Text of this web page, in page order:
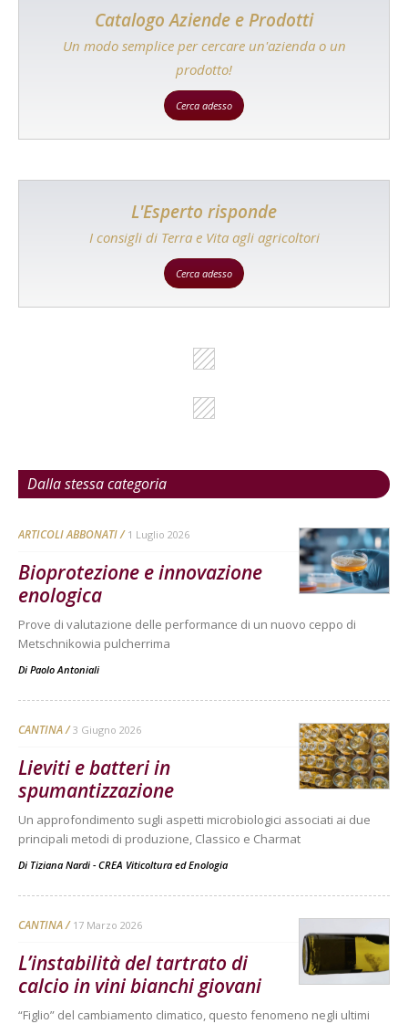
Catalogo Aziende e Prodotti
Un modo semplice per cercare un'azienda o un
prodotto!
Cerca adesso
L'Esperto risponde
I consigli di Terra e Vita agli agricoltori
Cerca adesso
Dalla stessa categoria
ARTICOLI ABBONATI 1 Luglio 2026
Bioprotezione e innovazione
enologica
Prove di valutazione delle performance di un nuovo ceppo di
Metschnikowia pulcherrima
Di Paolo Antoniali
CANTINA 3 Giugno 2026
Lieviti e batteri in
spumantizzazione
Un approfondimento sugli aspetti microbiologici associati ai due
principali metodi di produzione, Classico e Charmat
Di Tiziana Nardi - CREA Viticoltura ed Enologia
CANTINA 17 Marzo 2026
L’instabilità del tartrato di
calcio in vini bianchi giovani
“Figlio” del cambiamento climatico, questo fenomeno negli ultimi